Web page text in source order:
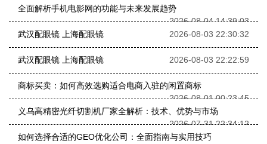
全面解析手机电影网的功能与未来发展趋势
2026-08-04 14:39:03
武汉配眼镜 上海配眼镜
2026-08-03 22:30:32
武汉配眼镜 上海配眼镜 2026-08-03 22:22:59
商标买卖：如何高效选购适合电商入驻的闲置商标
2026-08-01 00:23:45
义乌高精密光纤切割机厂家全解析：技术、优势与市场
2026-07-31 22:34:12
如何选择合适的GEO优化公司：全面指南与实用技巧